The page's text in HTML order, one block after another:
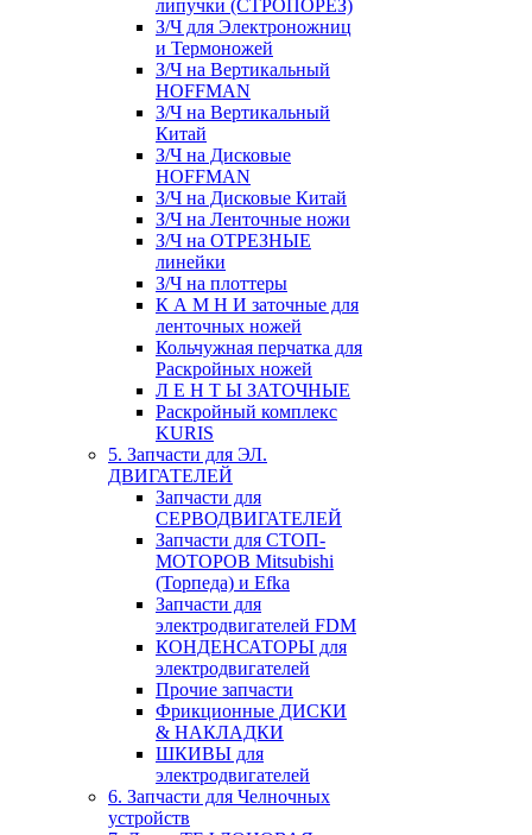
липучки (СТРОПОРЕЗ)
З/Ч для Электроножниц
и Термоножей
З/Ч на Вертикальный
HOFFMAN
З/Ч на Вертикальный
Китай
З/Ч на Дисковые
HOFFMAN
З/Ч на Дисковые Китай
З/Ч на Ленточные ножи
З/Ч на ОТРЕЗНЫЕ
линейки
З/Ч на плоттеры
К А М Н И заточные для
ленточных ножей
Кольчужная перчатка для
Раскройных ножей
Л Е Н Т Ы ЗАТОЧНЫЕ
Раскройный комплекс
KURIS
5. Запчасти для ЭЛ.
ДВИГАТЕЛЕЙ
Запчасти для
СЕРВОДВИГАТЕЛЕЙ
Запчасти для СТОП-
МОТОРОВ Mitsubishi
(Торпеда) и Efka
Запчасти для
электродвигателей FDM
КОНДЕНСАТОРЫ для
электродвигателей
Прочие запчасти
Фрикционные ДИСКИ
& НАКЛАДКИ
ШКИВЫ для
электродвигателей
6. Запчасти для Челночных
устройств